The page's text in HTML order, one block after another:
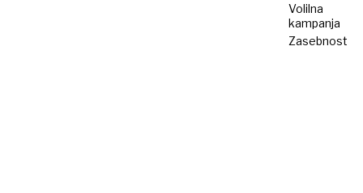
Volilna
kampanja
Zasebnost